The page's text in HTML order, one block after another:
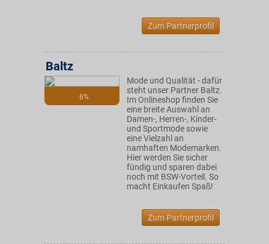
Zum Partnerprofil
6%
Baltz
Mode und Qualität - dafür
steht unser Partner Baltz.
Im Onlineshop finden Sie
eine breite Auswahl an
Damen-, Herren-, Kinder-
und Sportmode sowie
eine Vielzahl an
namhaften Modemarken.
Hier werden Sie sicher
fündig und sparen dabei
noch mit BSW-Vorteil. So
macht Einkaufen Spaß!
Zum Partnerprofil